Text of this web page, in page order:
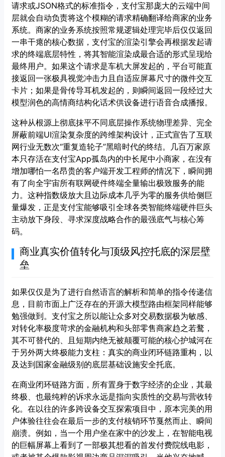
请求或JSON格式的标准指令，支付宝那庞大的云端中间
层就会自动负责将这个模糊的请求精确翻译给商家的业务
系统。商家的业务系统按照常规逻辑处理完毕后仅仅返回
一串干瘪的核心数据，支付宝的渲染引擎会再根据发起请
求的终端底层特性，将其智能渲染成最合适的形式呈现给
最终用户。如果这个请求是车机大屏发起的，平台可能直
接返回一张极具视觉冲击力且自适应屏幕尺寸的微件交互
卡片；如果是骨传导耳机发起的，则瞬间返回一段经过大
模型润色的高情商结构化话术供设备进行语音合成播报。
这种从根源上彻底抹平不同底层操作系统物理差异、完全
屏蔽前端UI渲染复杂度的跨维架构设计，正式宣告了互联
网行业无数次“重复造轮子”黑暗时代的终结。几百万家原
本只存活在支付宝App孤岛内的中长尾中小商家，在没有
增加哪怕一名昂贵的客户端开发工程师的情况下，瞬间拥
有了向全宇宙所有联网硬件终端全量输出极致服务的能
力。这种指数级放大且边际成本几乎为零的服务供给侧巨
量爆发，正是支付宝能够吸引全球各类智能终端硬件巨头
主动放下身段、寻求深度战略合作的最强底气与核心筹
码。
商业真实价值转化与顶级风控托底的深层壁
垒
如果仅仅是为了进行自然语言的解析和简单的指令传递信
息，目前市面上广泛存在的开源大模型路由框架同样能够
勉强做到。支付宝之所以能让众多对交易数据极为敏感、
对转化率极度苛求的金融机构和头部零售商家趋之若鹜，
其不可替代的、且短期内绝无被颠覆可能的核心护城河在
于另外两大终极能力支柱：真实的商业闭环链路重构，以
及达到国家金融级别的底层基础设施安全托底。
在商业闭环链路方面，所有置身于数字经济的企业，其最
终极、也最纯粹的诉求永远是指向实质性的交易与营收转
化。在以往的许多跨设备交互探索项目中，原本完美的用
户体验往往会在最后一步的支付核销环节戛然而止、瞬间
崩溃。例如，当一个用户坐在家中的沙发上，在智能电视
的巨幅屏幕上看到了一部极其想看的首发付费院线电影，